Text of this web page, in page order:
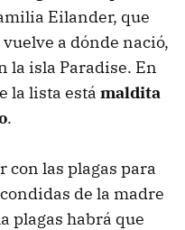
Eilander, que
a dónde nació,
la isla Paradise. En
la lista está maldita
.
con las plagas para
de la madre
plagas habrá que